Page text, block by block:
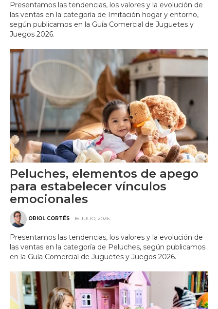
Presentamos las tendencias, los valores y la evolución de
las ventas en la categoría de Imitación hogar y entorno,
según publicamos en la Guía Comercial de Juguetes y
Juegos 2026.
Peluches, elementos de apego
para estabelecer vínculos
emocionales
ORIOL CORTÉS - 16 JULIO, 2026
Presentamos las tendencias, los valores y la evolución de
las ventas en la categoría de Peluches, según publicamos
en la Guía Comercial de Juguetes y Juegos 2026.